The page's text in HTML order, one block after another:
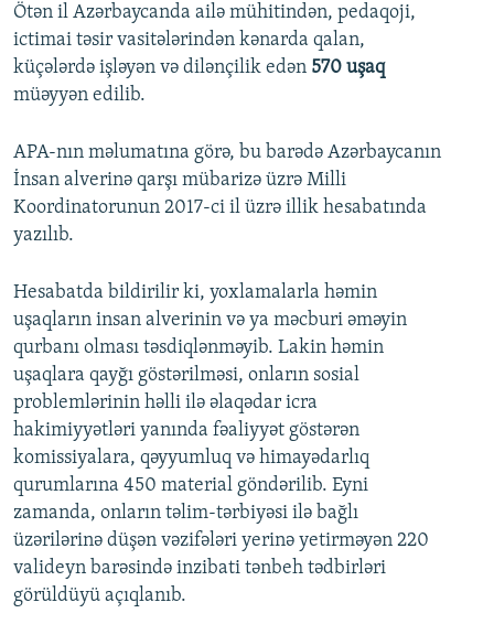
BIZIMLƏ ƏLAQƏ
XƏBƏR BÜLLETENLƏRIMIZ
Ötən il Azərbaycanda ailə mühitindən, pedaqoji,
ictimai təsir vasitələrindən kənarda qalan,
küçələrdə işləyən və dilənçilik edən 570 uşaq
müəyyən edilib.
APA-nın məlumatına görə, bu barədə Azərbaycanın
İnsan alverinə qarşı mübarizə üzrə Milli
Koordinatorunun 2017-ci il üzrə illik hesabatında
yazılıb.
Hesabatda bildirilir ki, yoxlamalarla həmin
uşaqların insan alverinin və ya məcburi əməyin
qurbanı olması təsdiqlənməyib. Lakin həmin
uşaqlara qayğı göstərilməsi, onların sosial
problemlərinin həlli ilə əlaqədar icra
hakimiyyətləri yanında fəaliyyət göstərən
komissiyalara, qəyyumluq və himayədarlıq
qurumlarına 450 material göndərilib. Eyni
zamanda, onların təlim-tərbiyəsi ilə bağlı
üzərilərinə düşən vəzifələri yerinə yetirməyən 220
valideyn barəsində inzibati tənbeh tədbirləri
görüldüyü açıqlanıb.